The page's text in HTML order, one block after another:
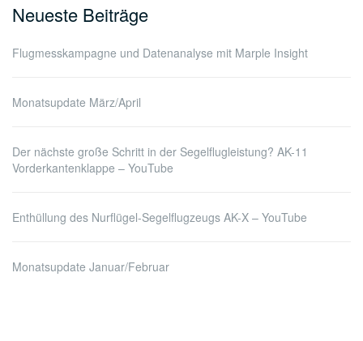
Neueste Beiträge
Flugmesskampagne und Datenanalyse mit Marple Insight
Monatsupdate März/April
Der nächste große Schritt in der Segelflugleistung? AK-11
Vorderkantenklappe – YouTube
Enthüllung des Nurflügel-Segelflugzeugs AK-X – YouTube
Monatsupdate Januar/Februar